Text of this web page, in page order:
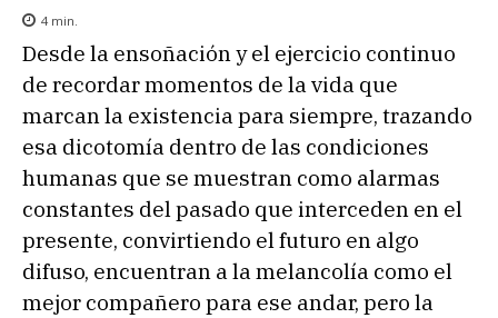
4 min.
Desde la ensoñación y el ejercicio continuo
de recordar momentos de la vida que
marcan la existencia para siempre, trazando
esa dicotomía dentro de las condiciones
humanas que se muestran como alarmas
constantes del pasado que interceden en el
presente, convirtiendo el futuro en algo
difuso, encuentran a la melancolía como el
mejor compañero para ese andar, pero la